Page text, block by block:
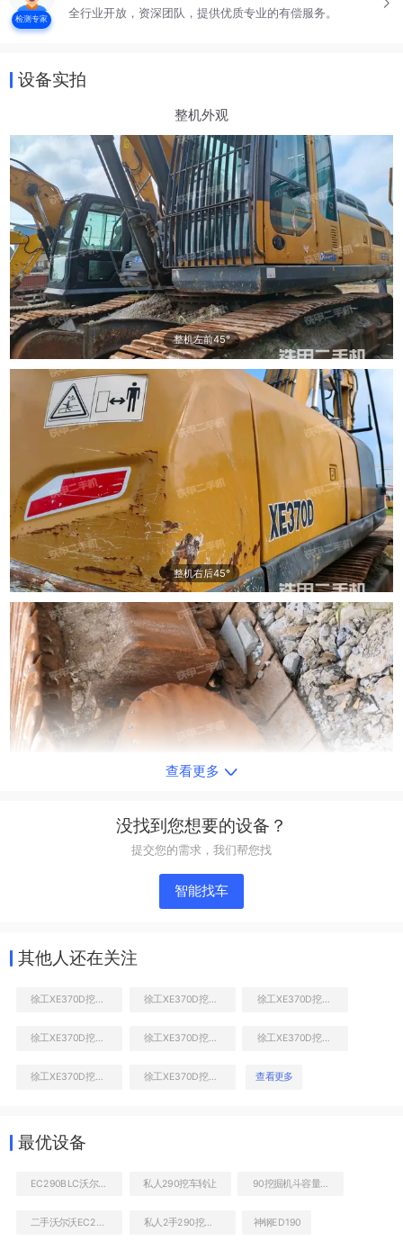
检测专家 全行业开放，资深团队，提供优质专业的有偿服务。
设备实拍
整机外观
整机左前45°
整机右后45°
液压泵舱室正面整体
查看更多
没找到您想要的设备？
提交您的需求，我们帮您找
智能找车
其他人还在关注
查看更多
最优设备
EC290BLC沃尔沃挖土机多少钱一台 私人290挖车转让 90挖掘机斗容量是多少钱
私人2手290挖掘机转让价格 神钢ED190